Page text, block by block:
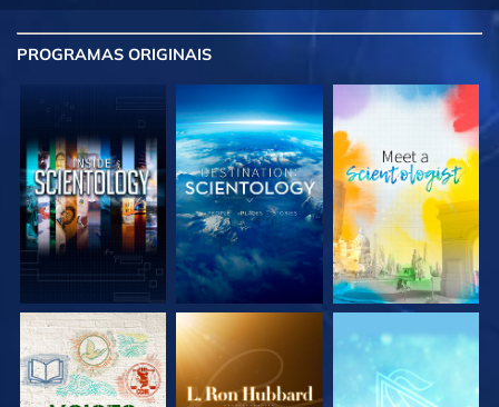
PROGRAMAS ORIGINAIS
EXPLORE A SÉRIE EXPLORE A SÉRIE EXPLORE A SÉRIE